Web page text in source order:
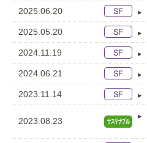
2025.06.20
2025.05.20
2024.11.19
2024.06.21
2023.11.14
2023.08.23